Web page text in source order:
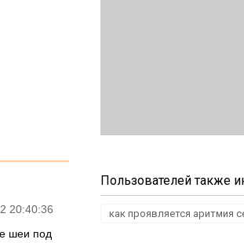
20:40:36
шеи под
Пользователей также
как проявляется аритмия